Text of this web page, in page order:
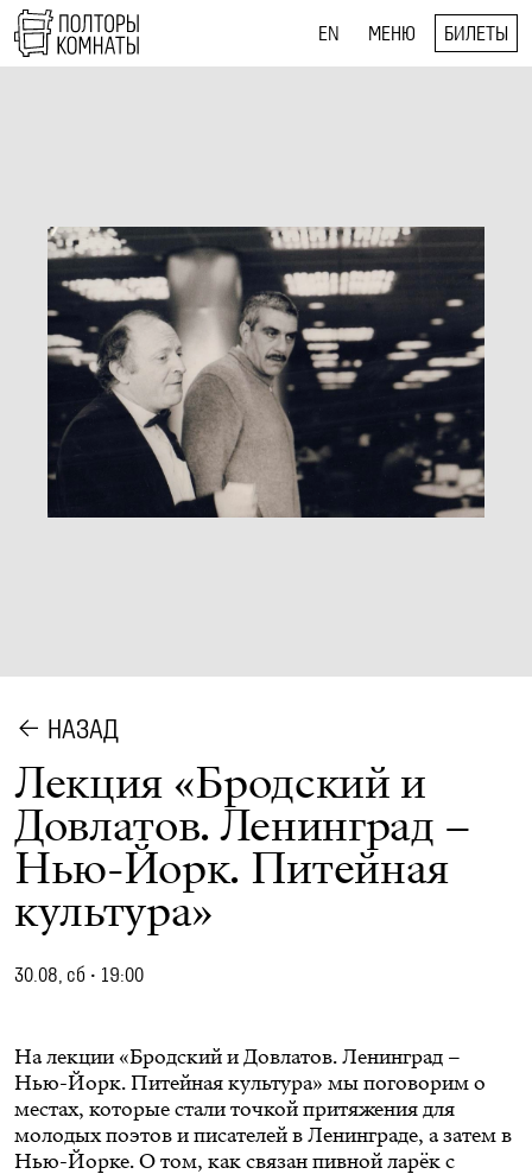
EN МЕНЮ БИЛЕТЫ
НАЗАД
Лекция «Бродский и
Довлатов. Ленинград –
Нью-Йорк. Питейная
культура»
30.08, сб • 19:00
На лекции «Бродский и Довлатов. Ленинград –
Нью-Йорк. Питейная культура» мы поговорим о
местах, которые стали точкой притяжения для
молодых поэтов и писателей в Ленинграде, а затем в
Нью-Йорке. О том, как связан пивной ларёк с